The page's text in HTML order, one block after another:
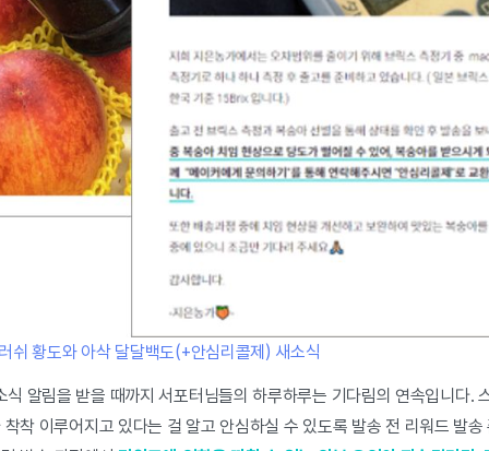
쉬 황도와 아삭 달달백도(+안심리콜제) 새소식
식 알림을 받을 때까지 서포터님들의 하루하루는 기다림의 연속입니다.
착 이루어지고 있다는 걸 알고 안심하실 수 있도록 발송 전 리워드 발